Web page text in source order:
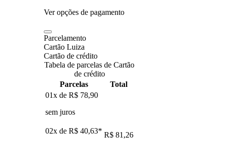
Ver opções de pagamento
Parcelamento
Cartão Luiza
Cartão de crédito
Tabela de parcelas de Cartão
de crédito
Parcelas
Total
01x de R$ 78,90
sem juros
02x de R$ 40,63* R$ 81,26